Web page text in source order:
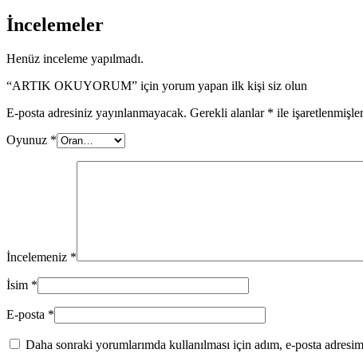
İncelemeler
Henüz inceleme yapılmadı.
“ARTIK OKUYORUM” için yorum yapan ilk kişi siz olun
E-posta adresiniz yayınlanmayacak. Gerekli alanlar * ile
Oyunuz *
İncelemeniz *
İsim *
E-posta *
Daha sonraki yorumlarımda kullanılması için adım, e-posta